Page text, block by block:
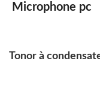
Microphone pc
Tonor à